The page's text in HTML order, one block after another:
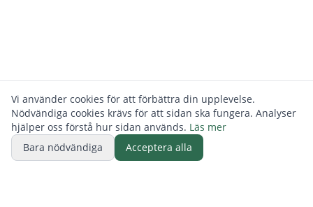
Vi använder cookies för att förbättra din upplevelse.
Nödvändiga cookies krävs för att sidan ska fungera. Analyser
hjälper oss förstå hur sidan används. Läs mer
Bara nödvändiga
Acceptera alla